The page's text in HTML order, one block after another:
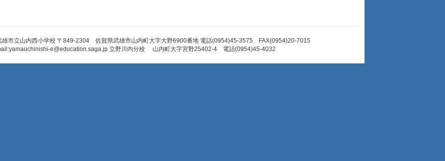
雄市立山内西小学校 〒849-2304 佐賀県武雄市山内町大字大野6900番地 電話(0954)45-3575 FAX(0954)20-7015
e@education.saga.jp 立野川内分校 山内町大字宮野25402-4 電話(0954)45-4032